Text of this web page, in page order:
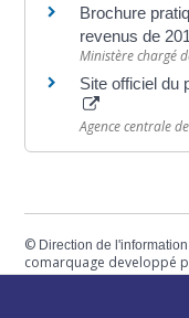
Brochure
revenus de
Ministère chargé
Site officiel du
Agence centrale
© Direction de
comarquage developpé